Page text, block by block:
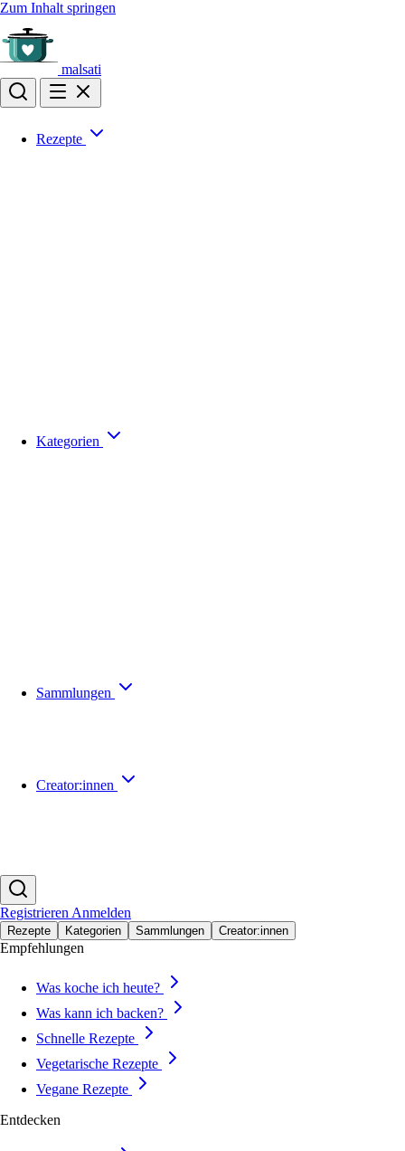
Zum Inhalt springen
malsati
Rezepte
Kategorien
Sammlungen
Creator:innen
Registrieren Anmelden
Rezepte Kategorien Sammlungen Creator:innen
Empfehlungen
Was koche ich heute?
Was kann ich backen?
Schnelle Rezepte
Vegetarische Rezepte
Vegane Rezepte
Entdecken